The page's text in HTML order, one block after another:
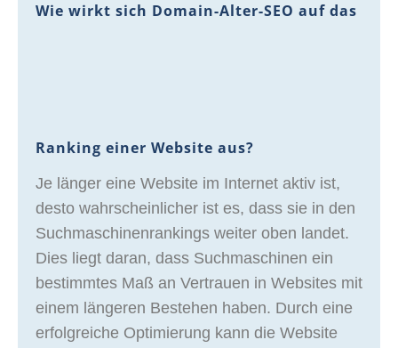
Wie wirkt sich Domain-Alter-SEO auf das
Ranking einer Website aus?
Je länger eine Website im Internet aktiv ist,
desto wahrscheinlicher ist es, dass sie in den
Suchmaschinenrankings weiter oben landet.
Dies liegt daran, dass Suchmaschinen ein
bestimmtes Maß an Vertrauen in Websites mit
einem längeren Bestehen haben. Durch eine
erfolgreiche Optimierung kann die Website